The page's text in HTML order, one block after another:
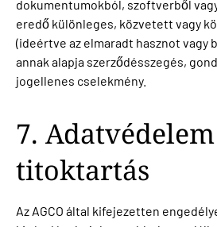
dokumentumokból, szoftverből
eredő különleges, közvetett vagy
(ideértve az elmaradt hasznot vagy
annak alapja szerződésszegés,
jogellenes cselekmény.
7.
titoktartás
Az AGCO által kifejezetten